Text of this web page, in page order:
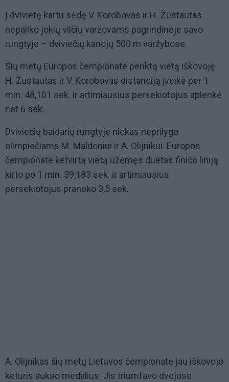
Į dvivietę kartu sėdę V. Korobovas ir H. Žustautas
nepaliko jokių vilčių varžovams pagrindinėje savo
rungtyje – dviviečių kanojų 500 m varžybose.
Šių metų Europos čempionate penktą vietą iškovoję
H. Žustautas ir V. Korobovas distanciją įveikė per 1
min. 48,101 sek. ir artimiausius persekiotojus aplenkė
net 6 sek.
Dviviečių baidarių rungtyje niekas neprilygo
olimpiečiams M. Maldoniui ir A. Olijnikui. Europos
čempionate ketvirtą vietą užėmęs duetas finišo liniją
kirto po 1 min. 39,183 sek. ir artimiausius
persekiotojus pranoko 3,5 sek.
A. Olijnikas šių metų Lietuvos čempionate jau iškovojo
keturis aukso medalius. Jis triumfavo dvejose